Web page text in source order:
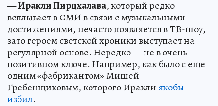
—Иракли Пирцхалава, который редко
всплывает в СМИ в связи с музыкальными
достижениями, нечасто появляется в ТВ-шоу,
зато героем светской хроники выступает на
регулярной основе. Нередко — не в очень
позитивном ключе. Например, как было с еще
одним «фабрикантом» Мишей
Гребенщиковым, которого Ираклиякобы
избил.